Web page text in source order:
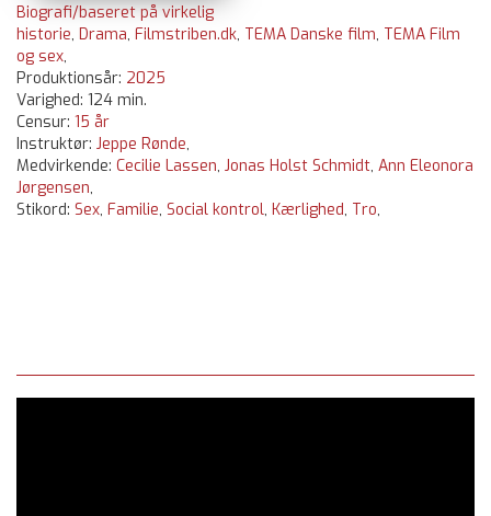
Biografi/baseret på virkelig
historie, Drama, Filmstriben.dk, TEMA Danske film, TEMA Film
og sex,
Produktionsår: 2025
Varighed: 124 min.
Censur: 15 år
Instruktør: Jeppe Rønde,
Medvirkende: Cecilie Lassen, Jonas Holst Schmidt, Ann Eleonora
Jørgensen,
Stikord: Sex, Familie, Social kontrol, Kærlighed, Tro,